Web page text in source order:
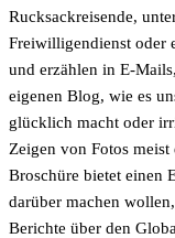
Rucksackreisende,
Freiwilligendienst oder
und erzählen in E-
eigenen Blog, wie es
glücklich macht oder
Zeigen von Fotos
Broschüre bietet einen
darüber machen
Berichte über den